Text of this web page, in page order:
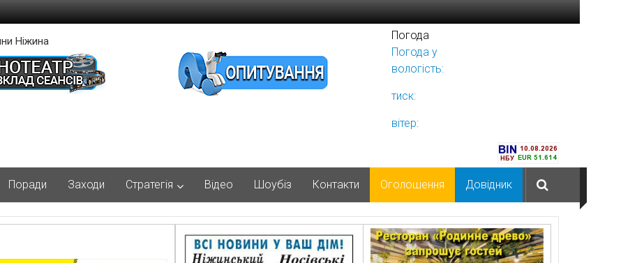
Ніжина
Погода
Погода у
вологість:
тиск:
вітер:
Поради Заходи Стратегія Відео Шоубіз Контакти Оголошення Довідник